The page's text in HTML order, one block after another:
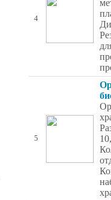
4
5